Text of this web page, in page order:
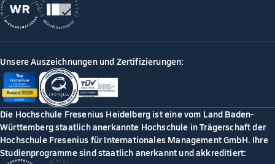
Unsere Auszeichnungen und Zertifizierungen:
Die Hochschule Fresenius Heidelberg ist eine vom Land Baden-
Württemberg staatlich anerkannte Hochschule in Trägerschaft der
Hochschule Fresenius für Internationales Management GmbH. Ihre
Studienprogramme sind staatlich anerkannt und akkreditiert: